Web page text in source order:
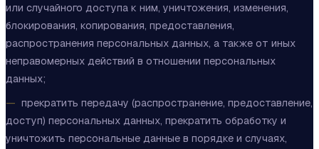
или случайного доступа к ним, уничтожения, изменения,
блокирования, копирования, предоставления,
распространения персональных данных, а также от иных
неправомерных действий в отношении персональных
данных;
прекратить передачу (распространение, предоставление,
доступ) персональных данных, прекратить обработку и
уничтожить персональные данные в порядке и случаях,